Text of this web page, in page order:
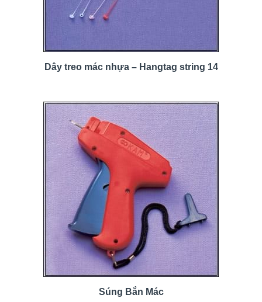
Dây treo mác nhựa – Hangtag string 14
Súng Bắn Mác